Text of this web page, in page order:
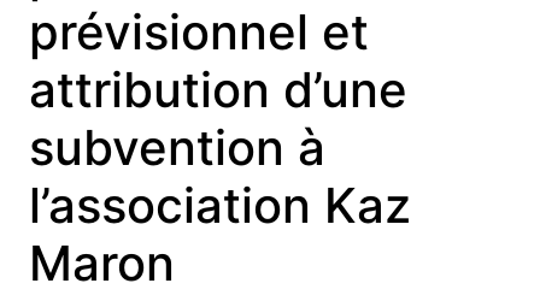
prévisionnel et
attribution d’une
subvention à
l’association Kaz
Maron